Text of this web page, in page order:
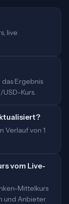
live
Ergebnis
Kurs.
Verlauf von 1
vom Live-
Mittelkurs
und Anbieter